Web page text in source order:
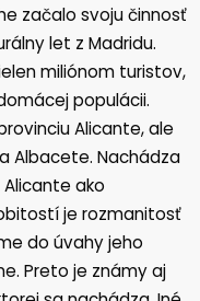
začalo svoju činnosť
let z Madridu.
miliónom turistov,
populácii.
Alicante, ale
Albacete. Nachádza
ako
je rozmanitosť
do úvahy jeho
Preto je známy aj